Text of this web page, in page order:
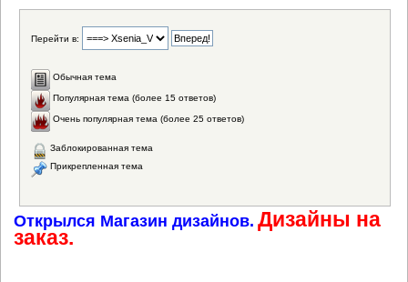
Перейти в:
Обычная тема
Популярная тема (более 15 ответов)
Очень популярная тема (более 25 ответов)
Заблокированная тема
Прикрепленная тема
Открылся Магазин дизайнов. Дизайны на
заказ.